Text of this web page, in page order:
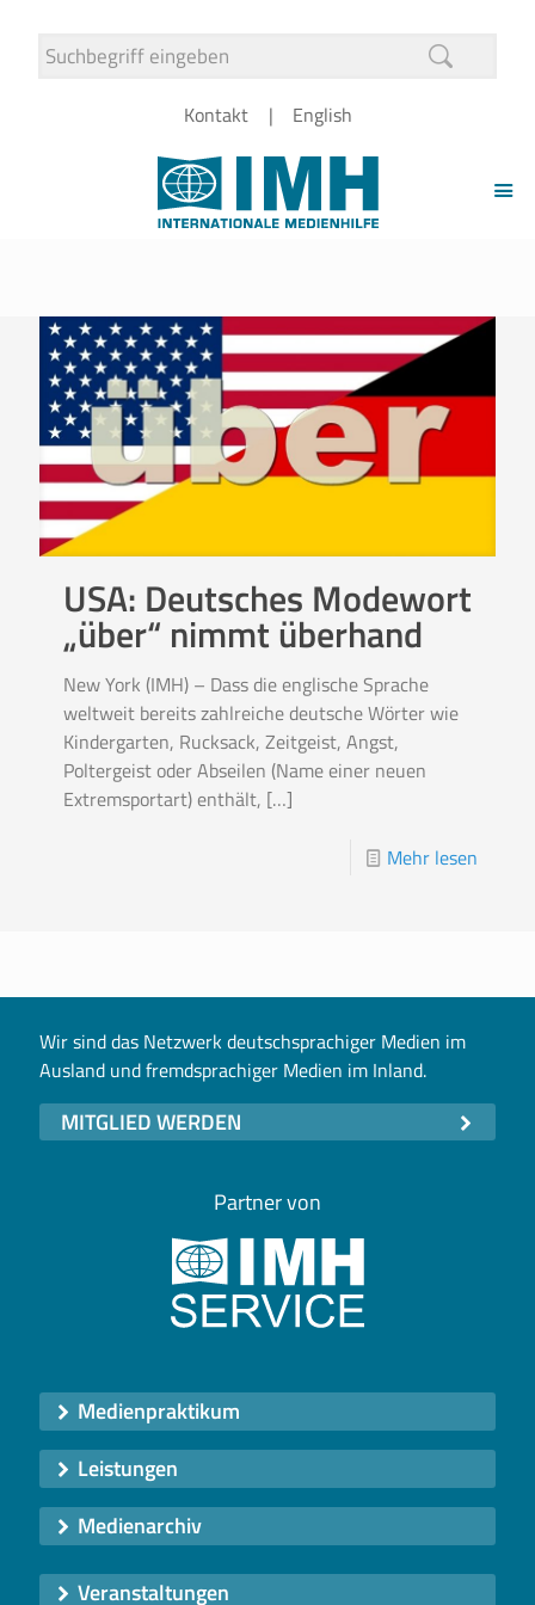
Kontakt English
USA: Deutsches Modewort
„über“ nimmt überhand
New York (IMH) – Dass die englische Sprache
weltweit bereits zahlreiche deutsche Wörter wie
Kindergarten, Rucksack, Zeitgeist, Angst,
Poltergeist oder Abseilen (Name einer neuen
Extremsportart) enthält, […]
Mehr lesen
Wir sind das Netzwerk deutschsprachiger Medien im
Ausland und fremdsprachiger Medien im Inland.
MITGLIED WERDEN
Partner von
Medienpraktikum
Leistungen
Medienarchiv
Veranstaltungen